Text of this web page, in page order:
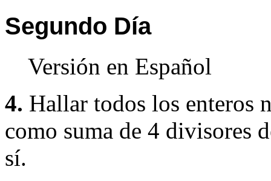
Segundo Día
Versión en Español
4. Hallar todos los enteros
como suma de 4 divisores
sí.